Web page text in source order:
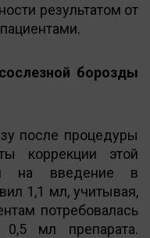
результатом от
борозды
после процедуры
коррекции этой
на введение в
1,1 мл, учитывая,
потребовалась
0,5 мл препарата.